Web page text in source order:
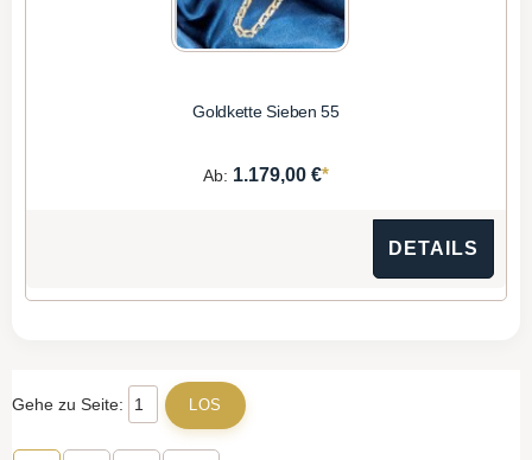
Goldkette Sieben 55
Ab: 1.179,00 €*
DETAILS
Gehe zu Seite: